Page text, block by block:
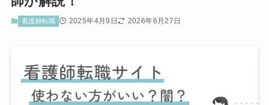
看護師転職 2025年4月9日 2026年6月27日